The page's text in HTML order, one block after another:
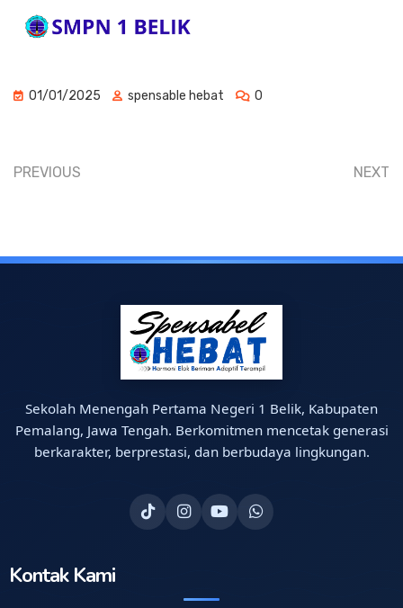
01/01/2025 spensable hebat 0
PREVIOUS NEXT
Sekolah Menengah Pertama Negeri 1 Belik, Kabupaten
Pemalang, Jawa Tengah. Berkomitmen mencetak generasi
berkarakter, berprestasi, dan berbudaya lingkungan.
Kontak Kami